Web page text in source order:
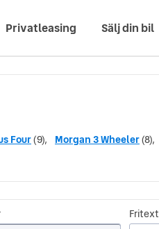
Privatleasing Sälj din bil
Four(9), Morgan 3 Wheeler(8),
Fritext